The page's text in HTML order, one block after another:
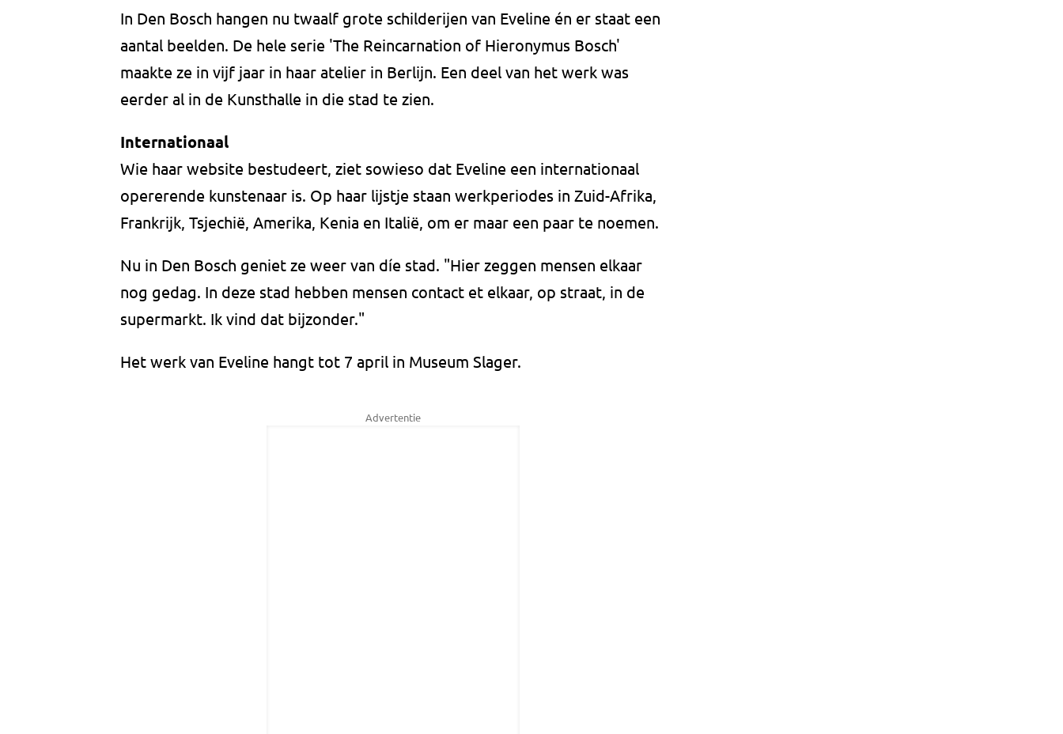
In Den Bosch hangen nu twaalf grote schilderijen van Eveline én er staat een
aantal beelden. De hele serie 'The Reincarnation of Hieronymus Bosch'
maakte ze in vijf jaar in haar atelier in Berlijn. Een deel van het werk was
eerder al in de Kunsthalle in die stad te zien.
Internationaal
Wie haar website bestudeert, ziet sowieso dat Eveline een internationaal
opererende kunstenaar is. Op haar lijstje staan werkperiodes in Zuid-Afrika,
Frankrijk, Tsjechië, Amerika, Kenia en Italië, om er maar een paar te noemen.
Nu in Den Bosch geniet ze weer van díe stad. "Hier zeggen mensen elkaar
nog gedag. In deze stad hebben mensen contact et elkaar, op straat, in de
supermarkt. Ik vind dat bijzonder."
Het werk van Eveline hangt tot 7 april in Museum Slager.
Advertentie